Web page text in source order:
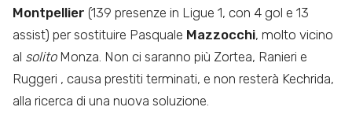
Montpellier (139 presenze in Ligue 1, con 4 gol e 13
assist) per sostituire Pasquale Mazzocchi, molto vicino
al solitoMonza. Non ci saranno più Zortea, Ranieri e
Ruggeri , causa prestiti terminati, e non resterà Kechrida,
alla ricerca di una nuova soluzione.